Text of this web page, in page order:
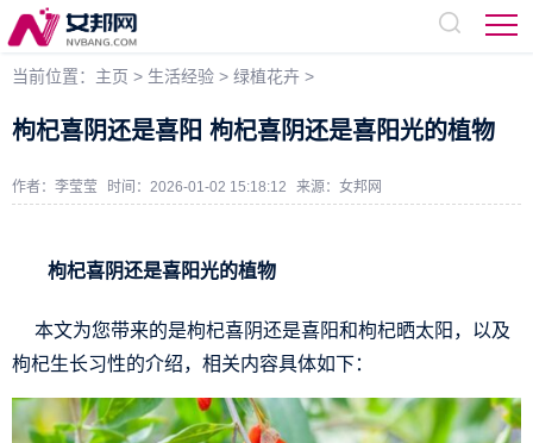
当前位置： 主页 > 生活经验 > 绿植花卉 >
枸杞喜阴还是喜阳 枸杞喜阴还是喜阳光的植物
作者：李莹莹 时间：2026-01-02 15:18:12 来源： 女邦网
枸杞喜阴还是喜阳光的植物
本文为您带来的是枸杞喜阴还是喜阳和枸杞晒太阳，以及
枸杞生长习性的介绍，相关内容具体如下：